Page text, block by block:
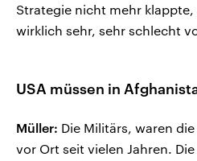
Strategie nicht mehr klappte,
wirklich sehr, sehr schlecht
USA müssen in
Müller: Die Militärs, waren
vor Ort seit vielen Jahren.